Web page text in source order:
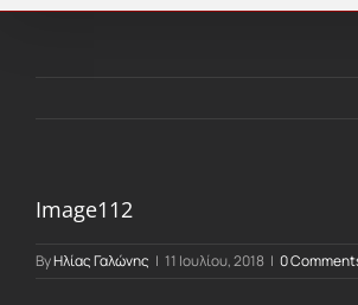
Image112
ByΗλίας Γαλώνης | 11 Ιουλίου, 2018 | 0